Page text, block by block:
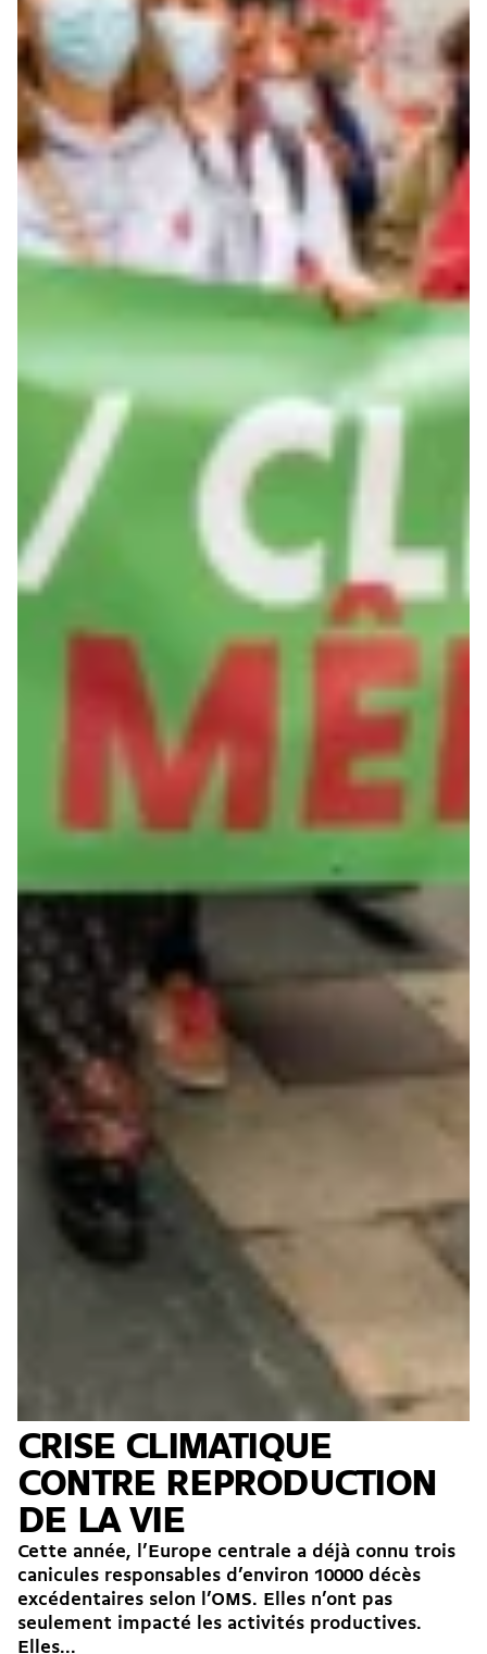
CRISE CLIMATIQUE
CONTRE REPRODUCTION
DE LA VIE
Cette année, l’Europe centrale a déjà connu trois
canicules responsables d’environ 10000 décès
excédentaires selon l’OMS. Elles n’ont pas
seulement impacté les activités productives.
Elles...